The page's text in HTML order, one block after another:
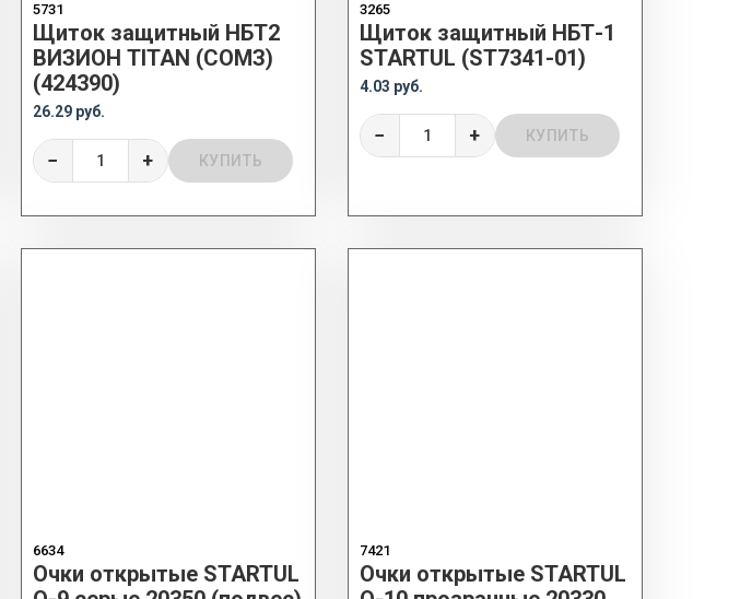
5731
Щиток защитный НБТ2
ВИЗИОН TITAN (СОМЗ)
(424390)
26.29 руб.
− + КУПИТЬ
3265
Щиток защитный НБТ-1
STARTUL (ST7341-01)
4.03 руб.
− + КУПИТЬ
6634
Очки открытые STARTUL
7421
Очки открытые STARTUL